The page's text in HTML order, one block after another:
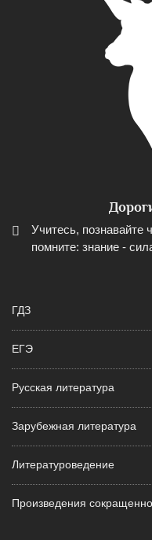
Учитесь, познавайте
помните: знание -
ГДЗ
ЕГЭ
Русская литература
Зарубежная литература
Литературоведение
Произведения сокращенно